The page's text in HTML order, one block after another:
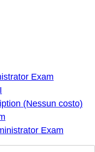
Exam
(Nessun costo)
Exam